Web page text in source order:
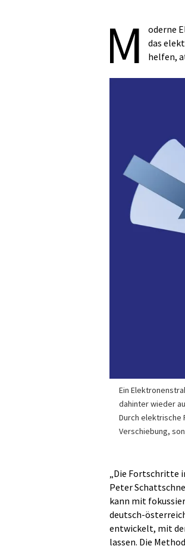
M
oderne
das
helfen,
Ein
dahinter wieder
Durch elektrische
Verschiebung,
„Die Fortschritte
Peter
kann mit
deutsch-
entwickelt, mit
lassen. Die